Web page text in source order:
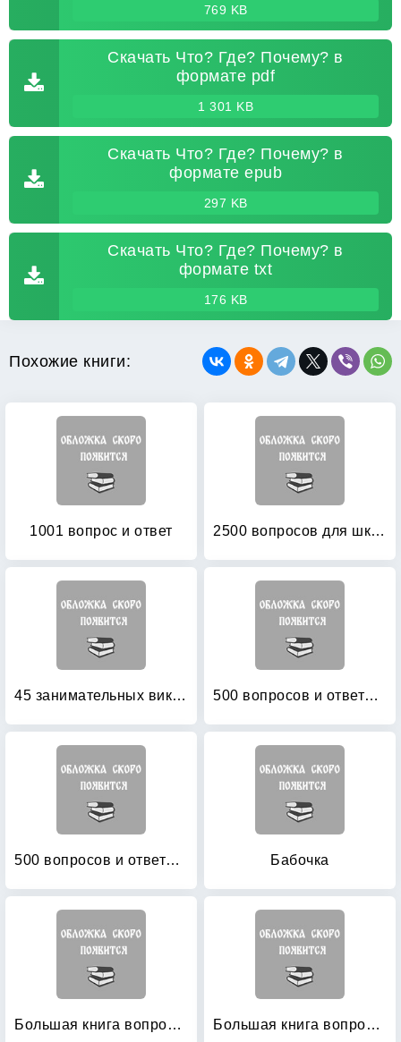
769 KB
Скачать Что? Где? Почему? в
формате pdf
1 301 KB
Скачать Что? Где? Почему? в
формате epub
297 KB
Скачать Что? Где? Почему? в
формате txt
176 KB
Похожие книги:
1001 вопрос и ответ 2500 вопросов для школьных викторин
45 занимательных викторин для детей 500 вопросов и ответов (зеленая)
500 вопросов и ответов: Синяя Бабочка
Большая книга вопросов и ответов Большая книга вопросов и ответов для очень умных